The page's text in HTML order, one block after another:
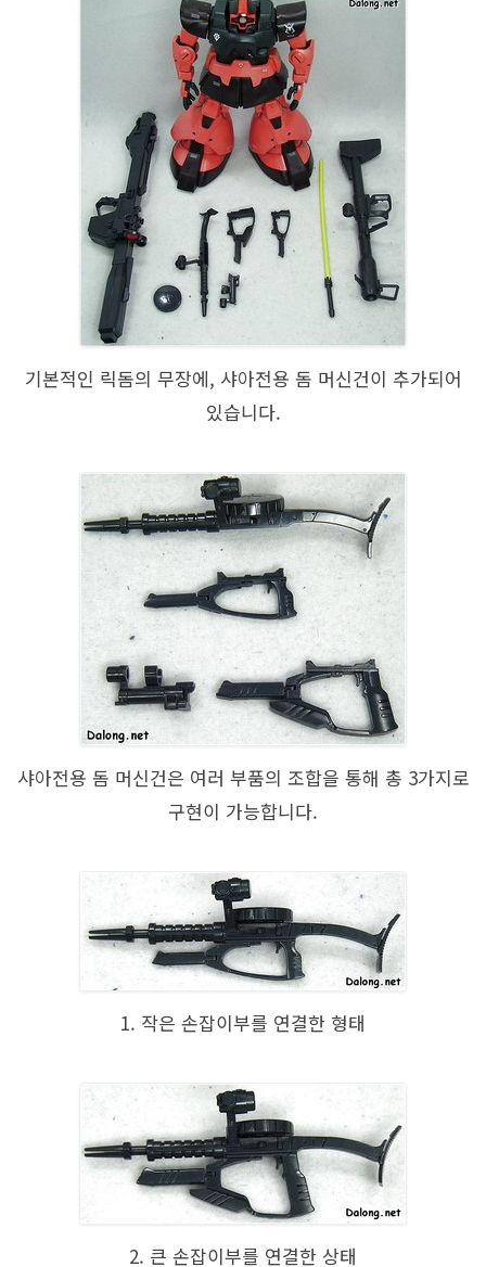
기본적인 릭돔의 무장에, 샤아전용 돔 머신건이 추가되어
있습니다.
샤아전용 돔 머신건은 여러 부품의 조합을 통해 총 3가지로
구현이 가능합니다.
1. 작은 손잡이부를 연결한 형태
2. 큰 손잡이부를 연결한 상태